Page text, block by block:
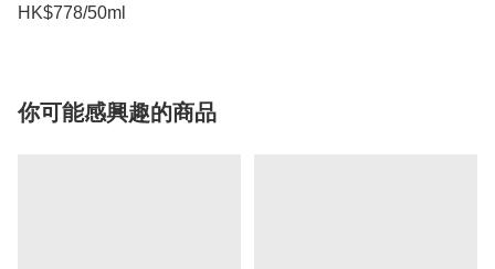
HK$778/50ml
你可能感興趣的商品